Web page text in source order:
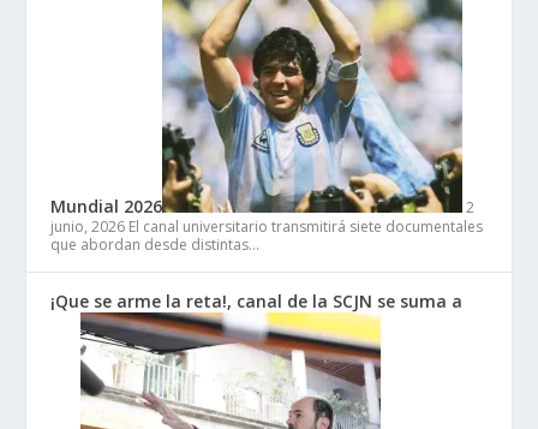
Mundial 2026
2
junio, 2026 El canal universitario transmitirá siete documentales
que abordan desde distintas…
¡Que se arme la reta!, canal de la SCJN se suma a